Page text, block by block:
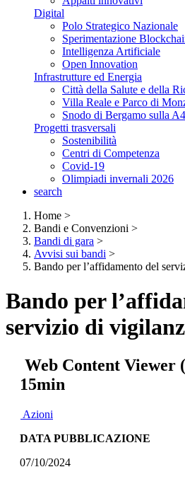
Digital
Polo Strategico Nazionale
Sperimentazione
Intelligenza Artificiale
Open Innovation
Infrastrutture ed Energia
Città della Salute e della
Villa Reale e Parco di
Snodo di Bergamo sulla A4
Progetti trasversali
Sostenibilità
Centri di Competenza
Covid-19
Olimpiadi invernali 2026
search
Home >
Bandi e Convenzioni >
Bandi di gara >
Avvisi sui bandi >
Bando per l’affidamento del
Bando per
servizio di
Web Content Viewer
15min
Azioni
DATA PUBBLICAZIONE
07/10/2024